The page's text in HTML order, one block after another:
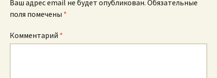
Ваш адрес email не будет опубликован. Обязательные
поля помечены *
Комментарий *